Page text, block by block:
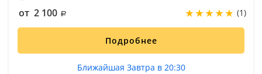
от 2 100 (1)
Подробнее
Ближайшая Завтра в 20:30